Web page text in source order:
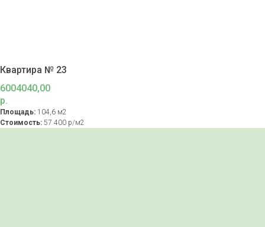
Квартира № 23
6004040,00
р.
Площадь: 104,6 м2
Стоимость: 57 400 р/м2